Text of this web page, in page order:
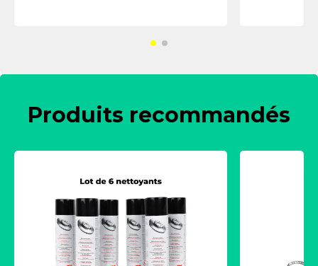
Produits recommandés